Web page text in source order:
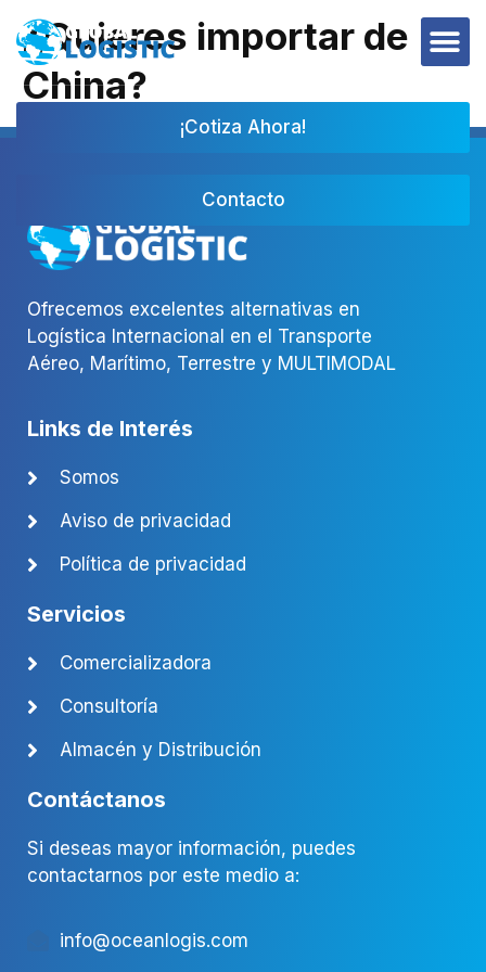
¡Cotiza Ahora!
Contacto
¿Quieres importar de
China?
Ofrecemos excelentes alternativas en
Logística Internacional en el Transporte
Aéreo, Marítimo, Terrestre y MULTIMODAL
Links de Interés
Somos
Aviso de privacidad
Política de privacidad
Servicios
Comercializadora
Consultoría
Almacén y Distribución
Contáctanos
Si deseas mayor información, puedes
contactarnos por este medio a:
info@oceanlogis.com